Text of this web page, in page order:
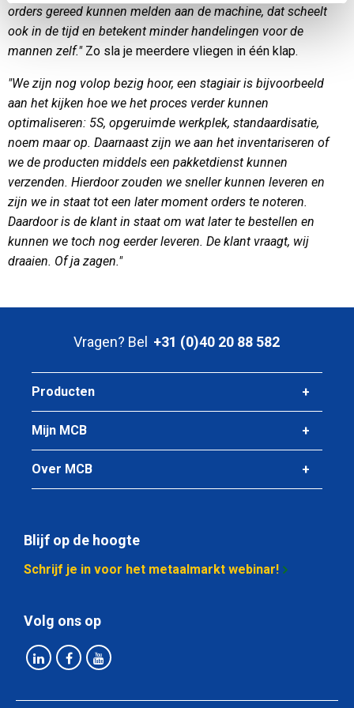
orders gereed kunnen melden aan de machine, dat scheelt
ook in de tijd en betekent minder handelingen voor de
mannen zelf."Zo sla je meerdere vliegen in één klap.
"We zijn nog volop bezig hoor, een stagiair is bijvoorbeeld
aan het kijken hoe we het proces verder kunnen
optimaliseren: 5S, opgeruimde werkplek, standaardisatie,
noem maar op. Daarnaast zijn we aan het inventariseren of
we de producten middels een pakketdienst kunnen
verzenden. Hierdoor zouden we sneller kunnen leveren en
zijn we in staat tot een later moment orders te noteren.
Daardoor is de klant in staat om wat later te bestellen en
kunnen we toch nog eerder leveren. De klant vraagt, wij
draaien. Of ja zagen."
Vragen? Bel +31 (0)40 20 88 582
Producten
Mijn MCB
Over MCB
Blijf op de hoogte
Schrijf je in voor het metaalmarkt webinar!
Volg ons op